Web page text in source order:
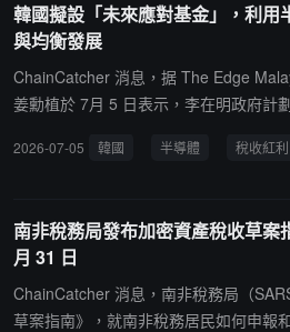
韓國擬設「未來應對基金」，利用
與均衡發展
ChainCatcher 消息，据 The Edge
姜勳植於 7月 5 日表示，李在明政府計
理 AI、數據中心）、培育新增長動能、
AI 領域的全球競爭力，並推動首都圈以
2026-07-05 韓國 半導體 稅收紅利
南非稅務局發布加密資產稅收草案
月 31 日
ChainCatcher 消息，南非稅務局（
草案指南》，就南非稅務居民如何申報